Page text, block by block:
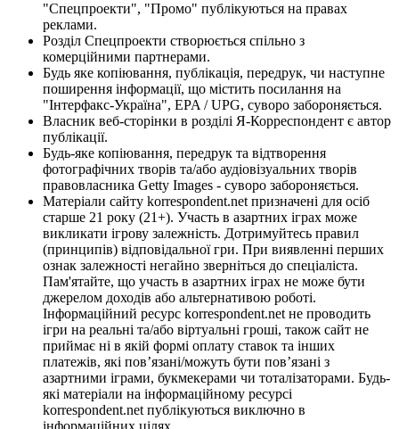
"Спецпроекти", "Промо" публікуються на правах
реклами.
Розділ Спецпроекти створюється спільно з
комерційними партнерами.
Будь яке копіювання, публікація, передрук, чи наступне
поширення інформації, що містить посилання на
"Інтерфакс-Україна", EPA / UPG, суворо забороняється.
Власник веб-сторінки в розділі Я-Корреспондент є автор
публікації.
Будь-яке копіювання, передрук та відтворення
фотографічних творів та/або аудіовізуальних творів
правовласника Getty Images - суворо забороняється.
Матеріали сайту korrespondent.net призначені для осіб
старше 21 року (21+). Участь в азартних іграх може
викликати ігрову залежність. Дотримуйтесь правил
(принципів) відповідальної гри. При виявленні перших
ознак залежності негайно зверніться до спеціаліста.
Пам'ятайте, що участь в азартних іграх не може бути
джерелом доходів або альтернативою роботі.
Інформаційний ресурс korrespondent.net не проводить
ігри на реальні та/або віртуальні гроші, також сайт не
приймає ні в якій формі оплату ставок та інших
платежів, які пов’язані/можуть бути пов’язані з
азартними іграми, букмекерами чи тоталізаторами. Будь-
які матеріали на інформаційному ресурсі
korrespondent.net публікуються виключно в
інформаційних цілях.